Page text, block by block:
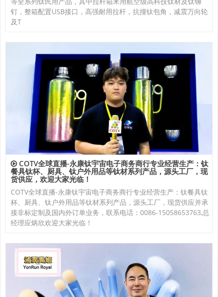
钉，整箱配置USB接口，高强耐用拉杆，抗撞钛包角，减震万向轮
及T
COTV全球直播-永康钛宇宙电子商务商行专业经营生产：钛
餐具钛杯、厨具、钛户外用品等钛材系列产品，源头工厂，现
货供应，欢迎大家光临！
COTV全球直播-永康钛宇宙电子商务商行专业经营生产：钛餐具钛
杯、厨具、钛户外用品等钛材系列产品，源头工厂，现货供应并承
接非标定制及国内外订单业务，联系电话：0086-15058653763,总
经理应炳欣欢迎大家光临！